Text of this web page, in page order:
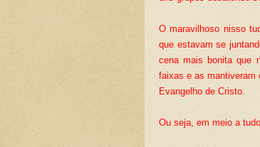
O maravilhoso nisso
que estavam se
cena mais bonita que
faixas e as mantiveram
Evangelho de Cristo.
Ou seja, em meio a